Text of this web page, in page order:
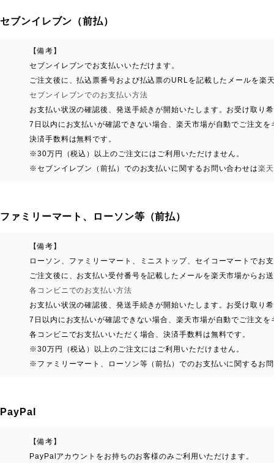
セブンイレブン（前払）
【備考】
セブンイレブンでお支払いいただけます。
ご注文後に、払込票番号および払込票のURLを記載したメールを楽
セブンイレブンでのお支払い方法
お支払い状況の確認後、発送手続きが開始いたします。お受け取り
7日以内にお支払いが確認できない場合、楽天市場が自動でご注文を
決済手数料は無料です。
※30万円（税込）以上のご注文にはご利用いただけません。
※セブンイレブン（前払）でのお支払いに関するお問い合わせは楽
ファミリーマート、ローソン等（前払）
【備考】
ローソン、ファミリーマート、ミニストップ、セイコーマートでお
ご注文後に、お支払い受付番号を記載したメールを楽天市場からお
各コンビニでのお支払い方法
お支払い状況の確認後、発送手続きが開始いたします。お受け取り
7日以内にお支払いが確認できない場合、楽天市場が自動でご注文を
各コンビニでお支払いいただく場合、決済手数料は無料です。
※30万円（税込）以上のご注文にはご利用いただけません。
※ファミリーマート、ローソン等（前払）でのお支払いに関するお
PayPal
【備考】
PayPalアカウントをお持ちのお客様のみご利用いただけます。